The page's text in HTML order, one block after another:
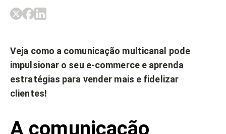
Veja como a comunicação multicanal pode
impulsionar o seu e-commerce e aprenda
estratégias para vender mais e fidelizar
clientes!
A comunicação